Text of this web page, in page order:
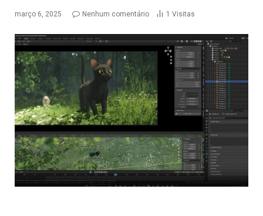
março 6, 2025 Nenhum comentário 1 Visitas